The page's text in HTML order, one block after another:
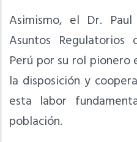
Asimismo, el Dr.
Asuntos
Perú por su rol pionero
la disposición y
esta labor
población.